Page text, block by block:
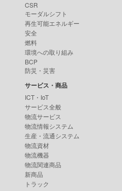
CSR
モーダルシフト
再生可能エネルギー
安全
燃料
環境への取り組み
BCP
防災・災害
サービス・商品
ICT・IoT
サービス全般
物流サービス
物流情報システム
生産・流通システム
物流資材
物流機器
物流関連商品
新商品
トラック